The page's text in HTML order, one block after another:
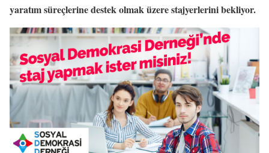
yaratım süreçlerine destek olmak üzere stajyerlerini bekliyor.